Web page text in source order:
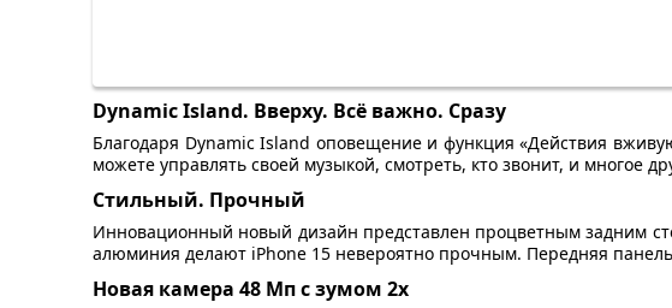
Dynamic Island. Вверху. Всё важно. Сразу
Благодаря Dynamic Island оповещение и функция «Действия
можете управлять своей музыкой, смотреть, кто звонит, и многое
Стильный. Прочный
Инновационный новый дизайн представлен процветным задним
алюминия делают iPhone 15 невероятно прочным. Передняя
Новая камера 48 Мп с зумом 2x